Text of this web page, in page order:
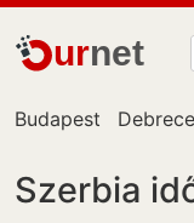
urnet
Budapest
Szerbia